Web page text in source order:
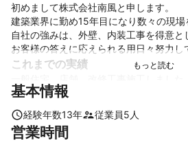
初めまして株式会社南風と申します。
建築業界に勤め15年目になり数々の現場
自社の強みは、外壁、内装工事を得意と
お客様の答えに応えられる用日々努力し
これまでの実績
アピールポイント
自社は、創業11年目になります。
小さい工事でもご対応致しますのでお気
基本情報
経験年数13年 従業員5 人
営業時間